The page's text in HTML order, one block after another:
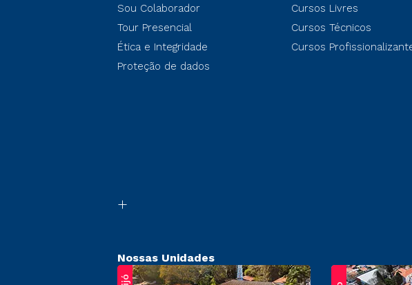
Sou Colaborador
Tour Presencial
Ética e Integridade
Proteção de dados
Cursos Livres
Cursos Técnicos
Cursos
Nossas Unidades